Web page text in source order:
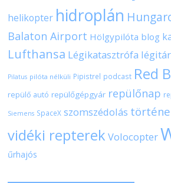
helikopter hidroplán
Balaton Airport Hölgypilóta blog
Lufthansa Légikatasztrófa
Pilatus pilóta nélküli Pipistrel podcast Red
repülő autó repülőgépgyár repülőnap
Siemens SpaceX szomszédolás
vidéki repterek Volocopter
űrhajós